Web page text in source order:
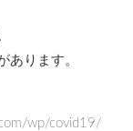
あります。
wp/covid19/